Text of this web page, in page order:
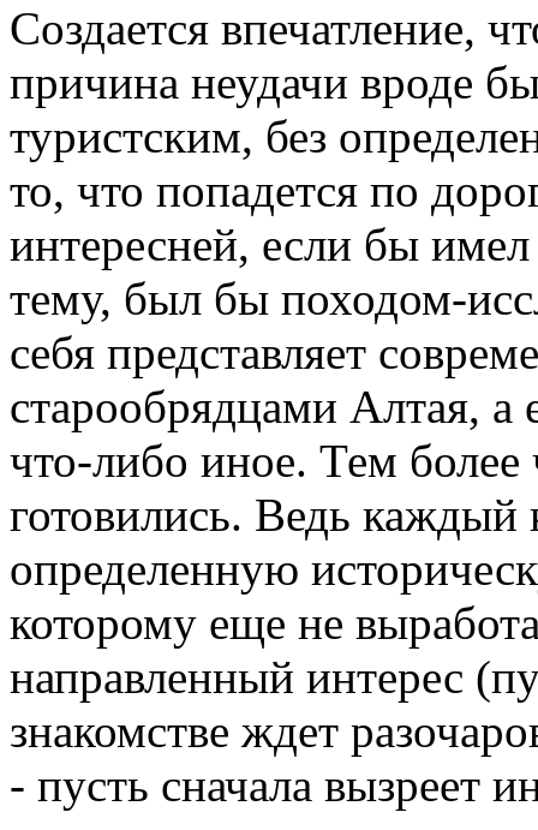
Создается впечатление,
причина неудачи вроде
туристским, без
то, что попадется по
интересней, если бы
тему, был бы походом-
себя представляет
старообрядцами Алтая, а
что-либо иное. Тем
готовились. Ведь каждый
определенную
которому еще не
направленный интерес
знакомстве ждет
- пусть сначала вызреет